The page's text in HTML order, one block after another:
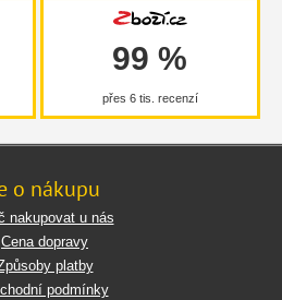
99 %
přes 6 tis. recenzí
o nákupu
nakupovat u nás
Cena dopravy
platby
podmínky